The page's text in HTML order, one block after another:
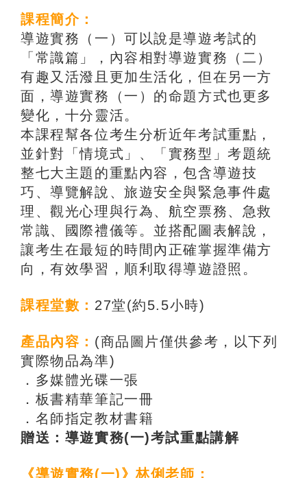
課程簡介：
導遊實務（一）可以說是導遊考試的
「常識篇」，內容相對導遊實務（二）
有趣又活潑且更加生活化，但在另一方
面，導遊實務（一）的命題方式也更多
變化，十分靈活。
本課程幫各位考生分析近年考試重點，
並針對「情境式」、「實務型」考題統
整七大主題的重點內容，包含導遊技
巧、導覽解說、旅遊安全與緊急事件處
理、觀光心理與行為、航空票務、急救
常識、國際禮儀等。並搭配圖表解說，
讓考生在最短的時間內正確掌握準備方
向，有效學習，順利取得導遊證照。
課程堂數： 27堂(約5.5小時)
產品內容： (商品圖片僅供參考，以下列
實際物品為準)
．多媒體光碟一張
．板書精華筆記一冊
．名師指定教材書籍
贈送：導遊實務(一)考試重點講解
《導遊實務(一)》林俐老師：